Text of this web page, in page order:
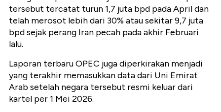
tersebut tercatat turun 1,7 juta bpd pada April dan
telah merosot lebih dari 30% atau sekitar 9,7 juta
bpd sejak perang Iran pecah pada akhir Februari
lalu.
Laporan terbaru OPEC juga diperkirakan menjadi
yang terakhir memasukkan data dari Uni Emirat
Arab setelah negara tersebut resmi keluar dari
kartel per 1 Mei 2026.